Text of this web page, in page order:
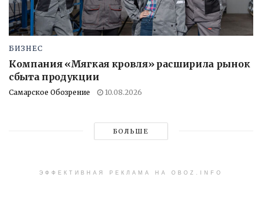
БИЗНЕС
Компания «Мягкая кровля» расширила рынок
сбыта продукции
Самарское Обозрение 10.08.2026
БОЛЬШЕ
ЭФФЕКТИВНАЯ РЕКЛАМА НА OBOZ.INFO